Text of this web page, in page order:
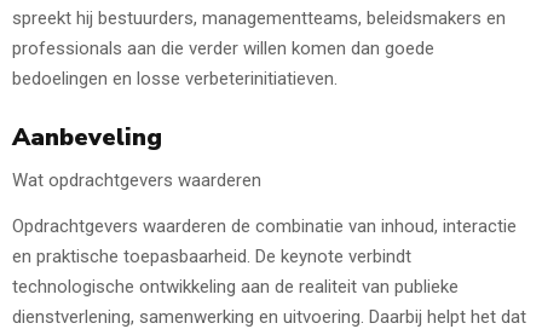
spreekt hij bestuurders, managementteams, beleidsmakers en
professionals aan die verder willen komen dan goede
bedoelingen en losse verbeterinitiatieven.
Aanbeveling
Wat opdrachtgevers waarderen
Opdrachtgevers waarderen de combinatie van inhoud, interactie
en praktische toepasbaarheid. De keynote verbindt
technologische ontwikkeling aan de realiteit van publieke
dienstverlening, samenwerking en uitvoering. Daarbij helpt het dat